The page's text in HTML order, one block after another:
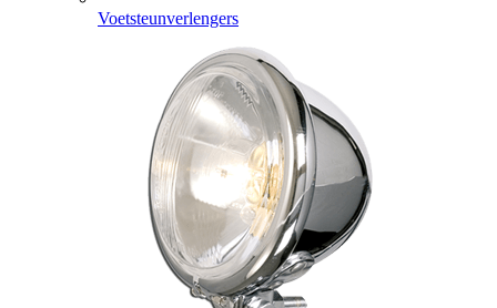
Voetsteunverlengers